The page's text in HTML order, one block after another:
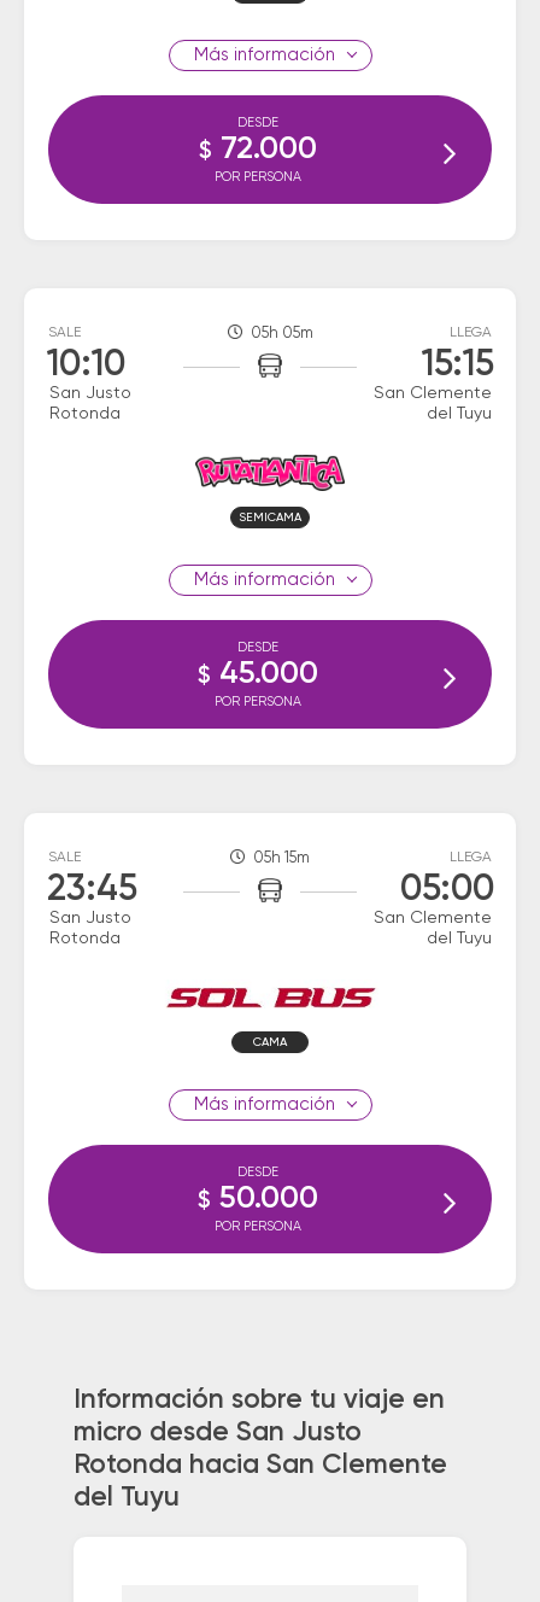
información
DESDE
$ 72.000
POR PERSONA
SALE
10:10
San Justo
Rotonda
05h 05m LLEGA
15:15
San Clemente
del Tuyu
SEMICAMA
información
DESDE
$ 45.000
POR PERSONA
SALE
23:45
San Justo
Rotonda
05h 15m LLEGA
05:00
San Clemente
del Tuyu
CAMA
información
DESDE
$ 50.000
POR PERSONA
Información sobre tu viaje en
micro desde San Justo
Rotonda hacia San Clemente
del Tuyu